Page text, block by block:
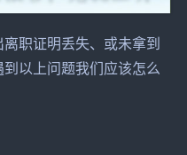
职证明丢失、或未拿到
以上问题我们应该怎么